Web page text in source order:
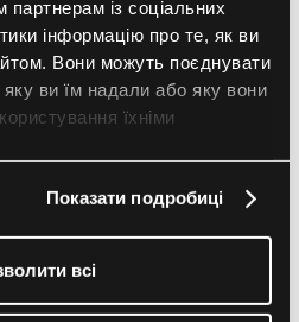
із соціальних
інформацію про те, як ви
Вони можуть поєднувати
яку ви їм надали або яку вони
їхніми
Показати подробиці
всі
брошура – це
інструмент, що
та підвищувати
та логічна структура